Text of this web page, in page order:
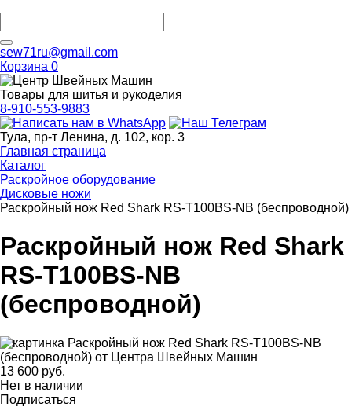
sew71ru@gmail.com
Корзина 0
Товары для шитья и рукоделия
8-910-553-9883
Тула, пр-т Ленина, д. 102, кор. 3
Главная страница
Каталог
Раскройное оборудование
Дисковые ножи
Раскройный нож Red Shark RS-T100BS-NB (беспроводной)
Раскройный нож Red Shark
RS-T100BS-NB
(беспроводной)
13 600 руб.
Нет в наличии
Подписаться